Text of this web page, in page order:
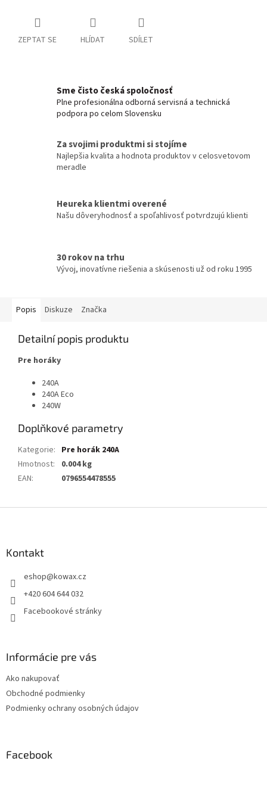
ZEPTAT SE HLÍDAT SDÍLET
Sme čisto česká spoločnosť
Plne profesionálna odborná servisná a technická
podpora po celom Slovensku
Za svojimi produktmi si stojíme
Najlepšia kvalita a hodnota produktov v celosvetovom
meradle
Heureka klientmi overené
Našu dôveryhodnosť a spoľahlivosť potvrdzujú klienti
30 rokov na trhu
Vývoj, inovatívne riešenia a skúsenosti už od roku 1995
Popis Diskuze Značka
Detailní popis produktu
Pre horáky
240A
240A Eco
240W
Doplňkové parametry
Kategorie: Pre horák 240A
Hmotnost:
0.004 kg
EAN: 0796554478555
Kontakt
eshop@kowax.cz
+420 604 644 032
Facebookové stránky
Informácie pre vás
Ako nakupovať
Obchodné podmienky
Podmienky ochrany osobných údajov
Facebook